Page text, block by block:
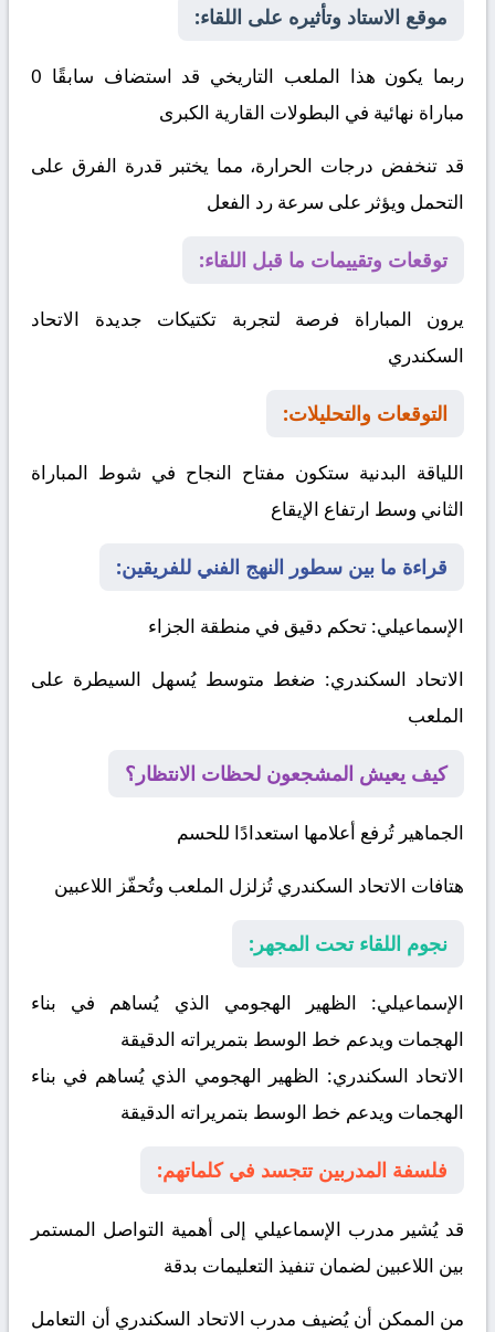
موقع الاستاد وتأثيره على اللقاء:
ربما يكون هذا الملعب التاريخي قد استضاف سابقًا 0
مباراة نهائية في البطولات القارية الكبرى
قد تنخفض درجات الحرارة، مما يختبر قدرة الفرق على
التحمل ويؤثر على سرعة رد الفعل
توقعات وتقييمات ما قبل اللقاء:
يرون المباراة فرصة لتجربة تكتيكات جديدة الاتحاد
السكندري
التوقعات والتحليلات:
اللياقة البدنية ستكون مفتاح النجاح في شوط المباراة
الثاني وسط ارتفاع الإيقاع
قراءة ما بين سطور النهج الفني للفريقين:
الإسماعيلي: تحكم دقيق في منطقة الجزاء
الاتحاد السكندري: ضغط متوسط يُسهل السيطرة على
الملعب
كيف يعيش المشجعون لحظات الانتظار؟
الجماهير تُرفع أعلامها استعدادًا للحسم
هتافات الاتحاد السكندري تُزلزل الملعب وتُحفّز اللاعبين
نجوم اللقاء تحت المجهر:
الإسماعيلي: الظهير الهجومي الذي يُساهم في بناء
الهجمات ويدعم خط الوسط بتمريراته الدقيقة
الاتحاد السكندري: الظهير الهجومي الذي يُساهم في بناء
الهجمات ويدعم خط الوسط بتمريراته الدقيقة
فلسفة المدربين تتجسد في كلماتهم:
قد يُشير مدرب الإسماعيلي إلى أهمية التواصل المستمر
بين اللاعبين لضمان تنفيذ التعليمات بدقة
من الممكن أن يُضيف مدرب الاتحاد السكندري أن التعامل